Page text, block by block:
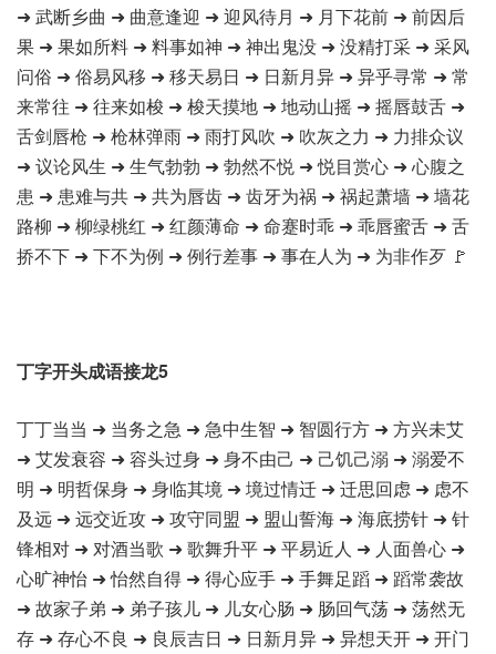
➜ 武断乡曲 ➜ 曲意逢迎 ➜ 迎风待月 ➜ 月下花前 ➜ 前因后
果 ➜ 果如所料 ➜ 料事如神 ➜ 神出鬼没 ➜ 没精打采 ➜ 采风
问俗 ➜ 俗易风移 ➜ 移天易日 ➜ 日新月异 ➜ 异乎寻常 ➜ 常
来常往 ➜ 往来如梭 ➜ 梭天摸地 ➜ 地动山摇 ➜ 摇唇鼓舌 ➜
舌剑唇枪 ➜ 枪林弹雨 ➜ 雨打风吹 ➜ 吹灰之力 ➜ 力排众议
➜ 议论风生 ➜ 生气勃勃 ➜ 勃然不悦 ➜ 悦目赏心 ➜ 心腹之
患 ➜ 患难与共 ➜ 共为唇齿 ➜ 齿牙为祸 ➜ 祸起萧墙 ➜ 墙花
路柳 ➜ 柳绿桃红 ➜ 红颜薄命 ➜ 命蹇时乖 ➜ 乖唇蜜舌 ➜ 舌
挢不下 ➜ 下不为例 ➜ 例行差事 ➜ 事在人为 ➜ 为非作歹 🚩
丁字开头成语接龙5
丁丁当当 ➜ 当务之急 ➜ 急中生智 ➜ 智圆行方 ➜ 方兴未艾
➜ 艾发衰容 ➜ 容头过身 ➜ 身不由己 ➜ 己饥己溺 ➜ 溺爱不
明 ➜ 明哲保身 ➜ 身临其境 ➜ 境过情迁 ➜ 迁思回虑 ➜ 虑不
及远 ➜ 远交近攻 ➜ 攻守同盟 ➜ 盟山誓海 ➜ 海底捞针 ➜ 针
锋相对 ➜ 对酒当歌 ➜ 歌舞升平 ➜ 平易近人 ➜ 人面兽心 ➜
心旷神怡 ➜ 怡然自得 ➜ 得心应手 ➜ 手舞足蹈 ➜ 蹈常袭故
➜ 故家子弟 ➜ 弟子孩儿 ➜ 儿女心肠 ➜ 肠回气荡 ➜ 荡然无
存 ➜ 存心不良 ➜ 良辰吉日 ➜ 日新月异 ➜ 异想天开 ➜ 开门